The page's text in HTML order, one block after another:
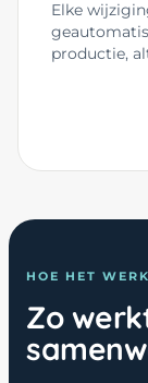
Elke
productie,
HOE HET
Zo